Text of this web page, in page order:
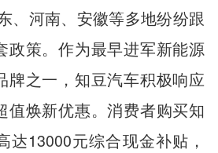
、河南、安徽等多地纷纷跟
政策。作为最早进军新能源
牌之一，知豆汽车积极响应
值焕新优惠。消费者购买知
达13000元综合现金补贴，